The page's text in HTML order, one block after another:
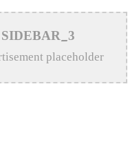
জোগায়: প্রকৌশলী জাকির
স্মৃতি সংরক্ষণে শহরের
নামকরণে আলোচনা
SIDEBAR_3
placeholder